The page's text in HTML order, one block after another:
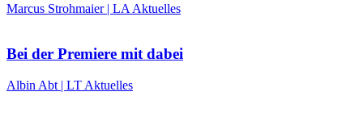
Marcus Strohmaier | LA Aktuelles
Bei der Premiere mit dabei
Albin Abt | LT Aktuelles